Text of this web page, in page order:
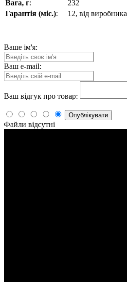
Вага, г:
232
Гарантія (міс.): 12, від виробника
Ваше ім'я:
Ваш e-mail:
Ваш відгук про товар:
Опублікувати
Файли відсутні